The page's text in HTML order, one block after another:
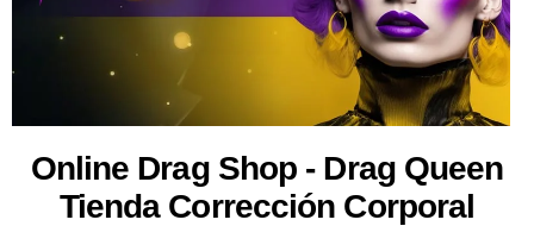
Online Drag Shop - Drag Queen
Tienda Corrección Corporal